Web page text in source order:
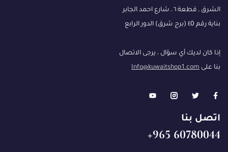
الشرق ـ قطعة ٦ ـ شارع احمد الجابر
بناية رقم ٤0 (برج شرق) الدور الرابع
إذا كان لديك أي سؤال ، يرجى الاتصال
بنا على Info@kuwaitshop1.com
اتصل بنا
60780044 965+